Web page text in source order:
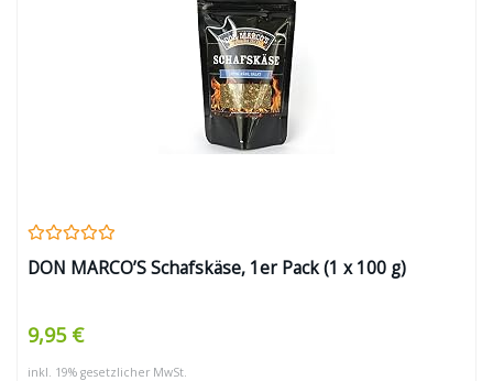
DON MARCO’S Schafskäse, 1er Pack (1 x 100 g)
9,95 €
inkl. 19% gesetzlicher MwSt.